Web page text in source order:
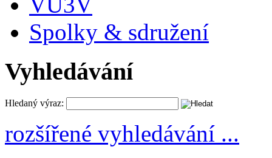
Spolky & sdružení
Vyhledávání
Hledaný výraz:
rozšířené vyhledávání ...